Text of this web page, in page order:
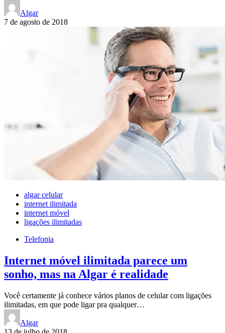
Algar
7 de agosto de 2018
algar celular
internet ilimitada
internet móvel
ligações ilimitadas
Telefonia
Internet móvel ilimitada parece um
sonho, mas na Algar é realidade
Você certamente já conhece vários planos de celular com ligações
ilimitadas, em que pode ligar pra qualquer…
Algar